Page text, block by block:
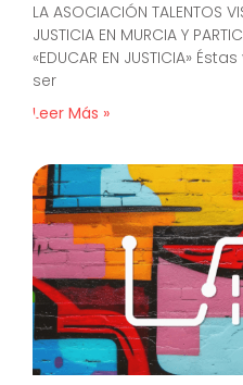
LA ASOCIACIÓN TALENTOS
JUSTICIA EN MURCIA Y
«EDUCAR EN JUSTICIA»
ser
Leer Más »